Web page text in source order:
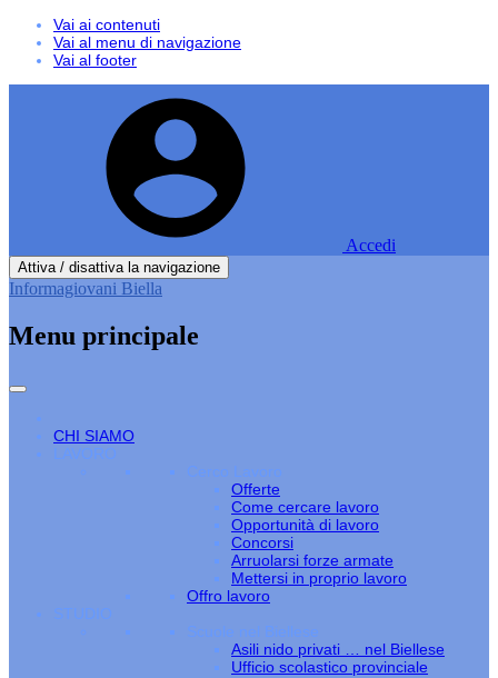
Vai ai contenuti
Vai al menu di navigazione
Vai al footer
Accedi
Attiva / disattiva la navigazione
Informagiovani Biella
Menu principale
CHI SIAMO
LAVORO
Cerco Lavoro
Offerte
Come cercare lavoro
Opportunità di lavoro
Concorsi
Arruolarsi forze armate
Mettersi in proprio lavoro
Offro lavoro
STUDIO
Scuole nel Biellese
Asili nido privati … nel Biellese
Ufficio scolastico provinciale